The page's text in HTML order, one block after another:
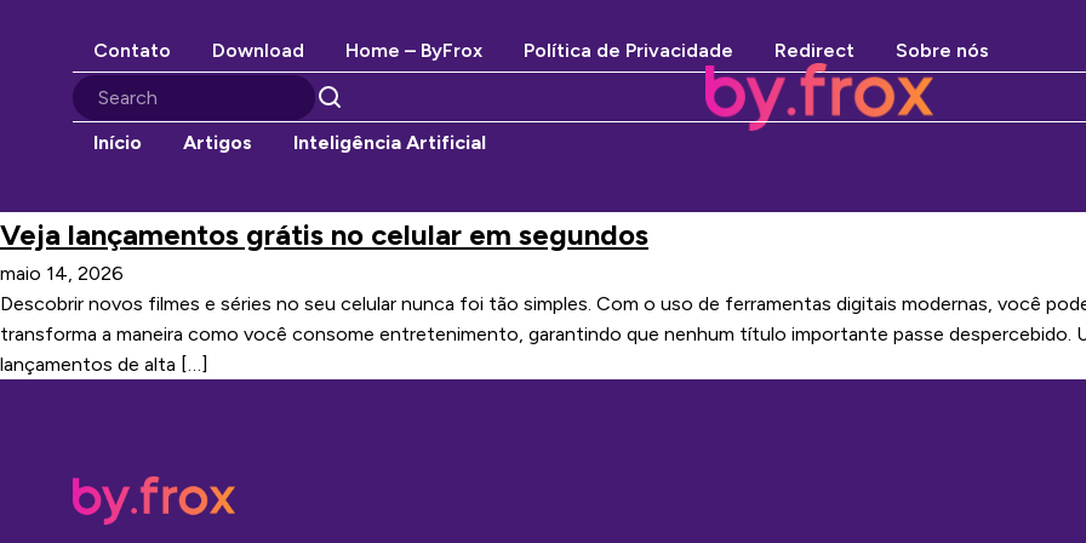
Contato Download Home – ByFrox Política de Privacidade Redirect Sobre nós
Início Artigos Inteligência Artificial
Veja lançamentos grátis no celular em segundos
maio 14, 2026
Descobrir novos filmes e séries no seu celular nunca foi tão simples. Com o uso de ferramentas digitais modernas, você
transforma a maneira como você consome entretenimento, garantindo que nenhum título importante passe despercebido.
lançamentos de alta […]